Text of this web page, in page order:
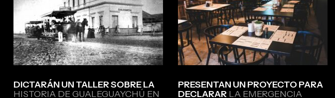
DICTARÁN UN TALLER SOBRE LA
HISTORIA DE GUALEGUAYCHÚ EN
PRESENTAN UN PROYECTO PARA
DECLARAR LA EMERGENCIA